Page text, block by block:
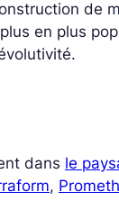
de
en plus
dans le
,